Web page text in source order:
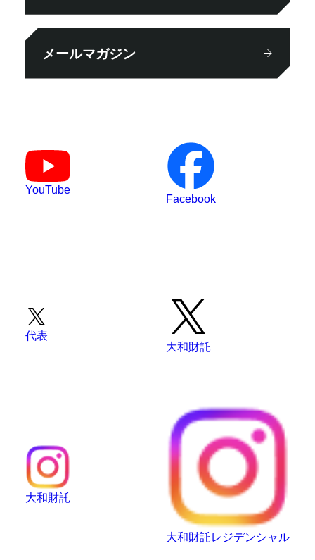
メールマガジン
YouTube
Facebook
代表
大和財託
大和財託
大和財託レジデンシャル